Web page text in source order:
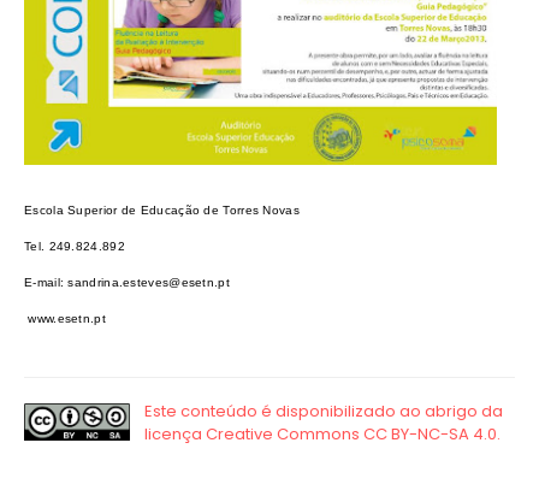
Escola Superior de Educação de Torres Novas
Tel. 249.824.892
E-mail: sandrina.esteves@esetn.pt
www.esetn.pt